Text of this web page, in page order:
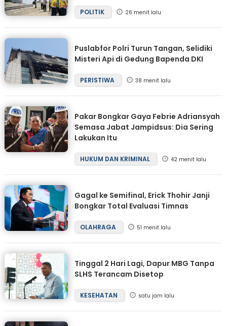
POLITIK 26 menit lalu
Puslabfor Polri Turun Tangan, Selidiki
Misteri Api di Gedung Bapenda DKI
PERISTIWA 38 menit lalu
Pakar Bongkar Gaya Febrie Adriansyah
Semasa Jabat Jampidsus: Dia Sering
Lakukan Itu
HUKUM DAN KRIMINAL 42 menit lalu
Gagal ke Semifinal, Erick Thohir Janji
Bongkar Total Evaluasi Timnas
OLAHRAGA 51 menit lalu
Tinggal 2 Hari Lagi, Dapur MBG Tanpa
SLHS Terancam Disetop
KESEHATAN satu jam lalu